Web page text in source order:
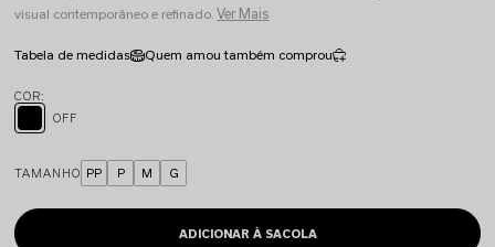
visual contemporâneo e refinado. Ver Mais
Tabela de medidas Quem amou também comprou
OFF
TAMANHO PP P M G